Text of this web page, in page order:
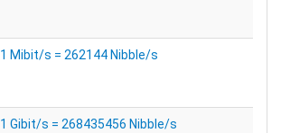
1 Mibit/s = 262144 Nibble/s
1 Gibit/s = 268435456 Nibble/s